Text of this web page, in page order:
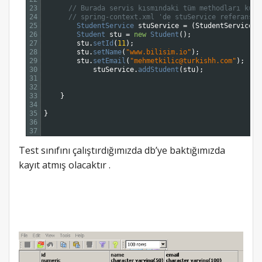
23
24
25
26
27
28
29
30
31
32
33
34
35
36
37
// Burada servis kısmındaki tüm methodları
// spring-context.xml 'de stuService
StudentService stuService = (StudentService
Student stu = new Student ( ) ;
stu. setId ( 11) ;
stu. setName( "www.bilisim.io" ) ;
stu. setEmail ( "mehmetkilic@turkishh.com" ) ;
stuService. addStudent ( stu) ;
}
}
Test sınıfını çalıştırdığımızda db’ye baktığımızda
kayıt atmış olacaktır .